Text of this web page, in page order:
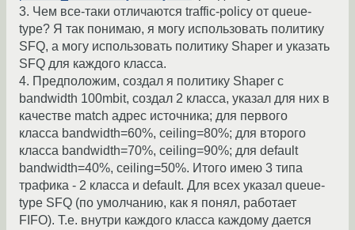
3. Чем все-таки отличаются traffic-policy от queue-
type? Я так понимаю, я могу использовать политику
SFQ, а могу использовать политику Shaper и указать
SFQ для каждого класса.
4. Предположим, создал я политику Shaper с
bandwidth 100mbit, создал 2 класса, указал для них в
качестве match адрес источника; для первого
класса bandwidth=60%, ceiling=80%; для второго
класса bandwidth=70%, ceiling=90%; для default
bandwidth=40%, ceiling=50%. Итого имею 3 типа
трафика - 2 класса и default. Для всех указал queue-
type SFQ (по умолчанию, как я понял, работает
FIFO). Т.е. внутри каждого класса каждому дается